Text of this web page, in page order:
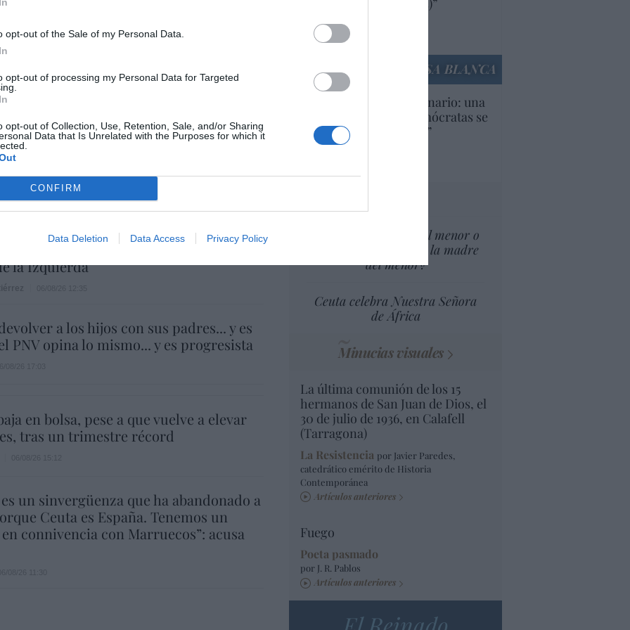
opt-out of the Sale of my Personal Data.
opt-out of processing my Personal Data for Targeted
opt-out of Collection, Use, Retention, Sale, and/or Sharing
Data that Is Unrelated with the Purposes for which it
CONFIRM
Data Deletion Data Access Privacy Policy
que sus acciones están infravaloradas
recompras
el penúltimo fiasco del Gobierno
escaso en reputación e influencia
se conforma con ser la número dos
De la Espriella toma posesión como
entre amenazas terroristas del ELN y el
la Izquierda
a los hijos con sus padres... y es
PNV opina lo mismo... y es progresista
en bolsa, pese a que vuelve a elevar
tras un trimestre récord
un sinvergüenza que ha abandonado a
Ceuta es España. Tenemos un
connivencia con Marruecos”: acusa
americanas (y europeas)”
por Ana Sánchez Arjona
Artículos anteriores
LA CASA BLANCA
EEUU. Inquietante escenario: una
tercera parte de los demócratas se
define como “socialista”
¿El Superior interés el menor o
el superior interés de la madre
del menor?
Ceuta celebra Nuestra Señora
de África
Minucias visuales
La última comunión de los 15
hermanos de San Juan de Dios, el
30 de julio de 1936, en Calafell
(Tarragona)
La Resistencia por Javier Paredes,
catedrático emérito de Historia
Contemporánea
Artículos anteriores
Fuego
Poeta pasmado
por J. R. Pablos
Artículos anteriores